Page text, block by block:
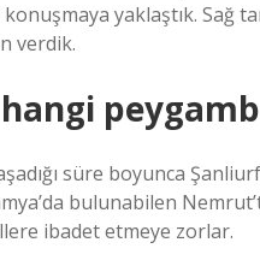
yaklaştık. Sağ
verdik.
süre boyunca
bulunabilen
ibadet etmeye zorlar.